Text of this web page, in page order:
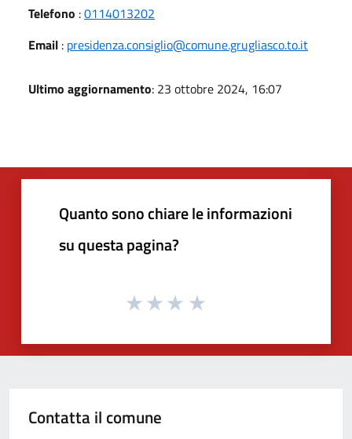
Telefono :0114013202
Email : presidenza.consiglio@comune.grugliasco.to.it
Ultimo aggiornamento: 23 ottobre 2024, 16:07
Quanto sono chiare le informazioni
su questa pagina?
Contatta il comune